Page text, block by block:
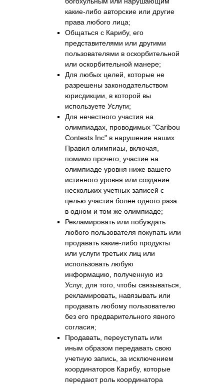
какие-либо авторские или другие
права любого лица;
Общаться с Карибу, его
представителями или другими
пользователями в оскорбительной
или оскорбительной манере;
Для любых целей, которые не
разрешены законодательством
юрисдикции, в которой вы
используете Услуги;
Для нечестного участия на
олимпиадах, проводимых "Caribou
Contests Inc" в нарушение наших
Правил олимпиаы, включая,
помимо прочего, участие на
олимпиаде уровня ниже вашего
истинного уровня или создание
нескольких учетных записей с
целью участия более одного раза
в одном и том же олимпиаде;
Рекламировать или побуждать
любого пользователя покупать или
продавать какие-либо продукты
или услуги третьих лиц или
использовать любую
информацию, полученную из
Услуг, для того, чтобы связываться,
рекламировать, навязывать или
продавать любому пользователю
без его предварительного явного
согласия;
Продавать, переуступать или
иным образом передавать свою
учетную запись, за исключением
координаторов Карибу, которые
передают роль координатора